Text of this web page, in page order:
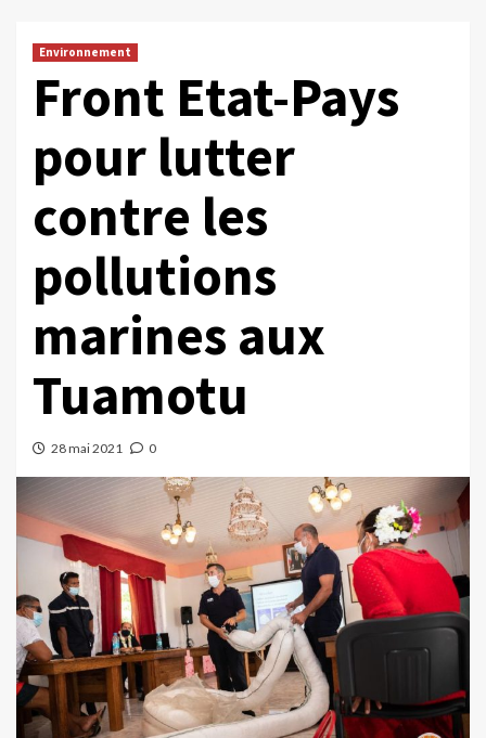
Environnement
Front Etat-Pays
pour lutter
contre les
pollutions
marines aux
Tuamotu
28 mai 2021 0